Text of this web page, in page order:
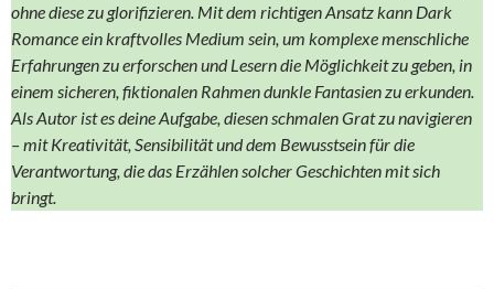
ohne diese zu glorifizieren. Mit dem richtigen Ansatz kann Dark
Romance ein kraftvolles Medium sein, um komplexe menschliche
Erfahrungen zu erforschen und Lesern die Möglichkeit zu geben, in
einem sicheren, fiktionalen Rahmen dunkle Fantasien zu erkunden.
Als Autor ist es deine Aufgabe, diesen schmalen Grat zu navigieren
– mit Kreativität, Sensibilität und dem Bewusstsein für die
Verantwortung, die das Erzählen solcher Geschichten mit sich
bringt.